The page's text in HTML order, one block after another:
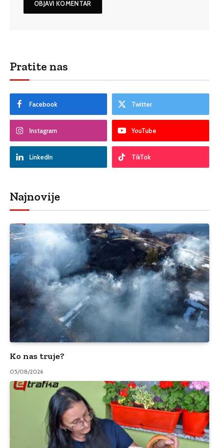
Pratite nas
Facebook Twitter
Instagram YouTube
LinkedIn TikTok
Najnovije
Ko nas truje?
05/08/2026